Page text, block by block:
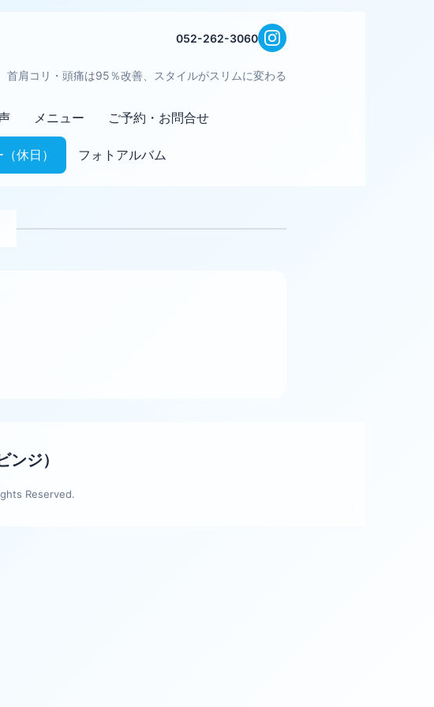
052-262-3060
首肩コリ・頭痛は95％改善、スタイルがスリムに変わる
メニュー ご予約・お問合せ
休日） フォトアルバム
ジ）
Reserved.